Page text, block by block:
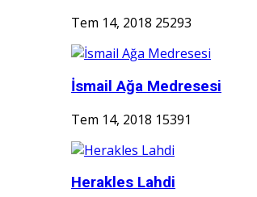
Tem 14, 2018 25293
İsmail Ağa Medresesi
Tem 14, 2018 15391
Herakles Lahdi